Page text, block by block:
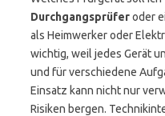
Durchgangsprüferoder
als Heimwerker oder
wichtig, weil jedes Gerät
und für verschiedene
Einsatz kann nicht nur
Risiken bergen.